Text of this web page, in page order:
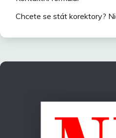
Chcete se stát korektory?